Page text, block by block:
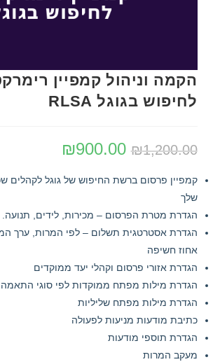
הקמה וניהול קמפיין
לחיפוש בגוגל RLSA
₪1,200.00
₪900.00
קמפיין פרסום ברשת החיפוש של גוגל לקהלים
שלך
הגדרת מטרת הפרסום – מכירות, לידים, תנועה.
הגדרת אסטרטגית תשלום – לפי המרות, ערך
אחוז חשיפה
הגדרת אזורי פרסום וקהלי יעד ממוקדים
הגדרת מילות מפתח ממוקדות לפי סוגי התאמה
הגדרת מילות מפתח שליליות
כתיבת מודעות מניעות לפעולה
הגדרת תוספי מודעות
מעקב המרות